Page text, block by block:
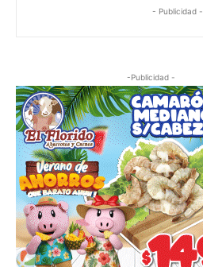
- Publicidad -
-Publicidad -